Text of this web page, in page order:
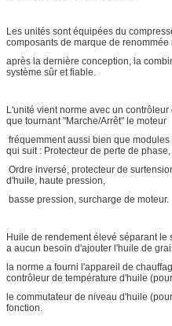
Les unités sont équipées du
composants de marque de renommée
après la dernière conception, la
système sûr et fiable.
L'unité vient norme avec un
que tournant "Marche/Arrêt" le moteur
fréquemment aussi bien que
qui suit : Protecteur de perte de phase,
Ordre inversé, protecteur de
d'huile, haute pression,
basse pression, surcharge de moteur.
Huile de rendement élevé séparant le
a aucun besoin d'ajouter l'huile de
la norme a fourni l'appareil de
contrôleur de température d'huile
le commutateur de niveau d'huile
fonction.